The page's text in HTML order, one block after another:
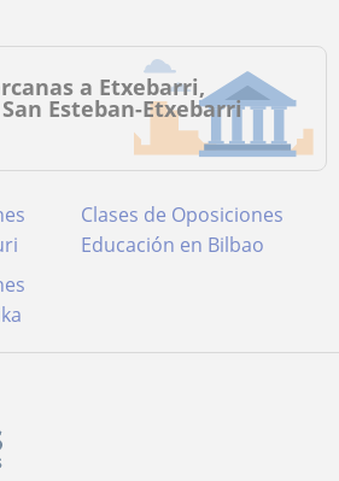
a Etxebarri,
Esteban-Etxebarri
Clases de Oposiciones
Educación en Bilbao